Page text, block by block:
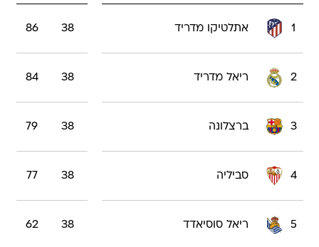
1 אתלטיקו מדריד 38
86
2 ריאל מדריד 38
84
3 ברצלונה 38
79
4 סביליה 38
77
5 ריאל סוסיאדד 38
62